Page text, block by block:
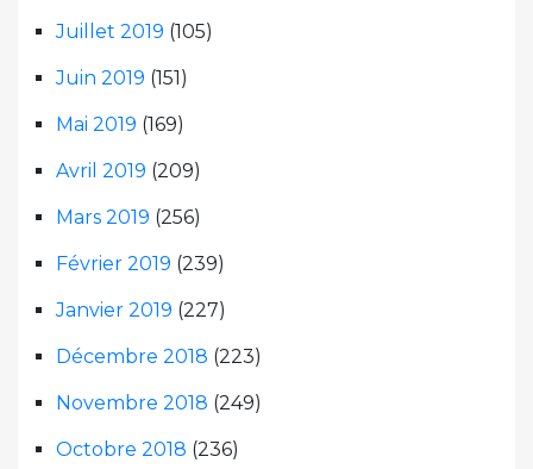
Juillet 2019 (105)
Juin 2019 (151)
Mai 2019 (169)
Avril 2019 (209)
Mars 2019 (256)
Février 2019 (239)
Janvier 2019 (227)
Décembre 2018 (223)
Novembre 2018 (249)
Octobre 2018 (236)